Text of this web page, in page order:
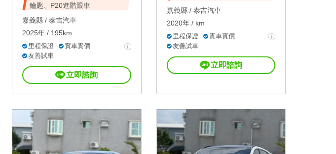
鑰匙、P20進階跟車
嘉義縣 / 泰吉汽車
2025年 / 195km
里程保證
實車實價
友善試車
立即諮詢
嘉義縣 / 泰吉汽車
2020年 / km
里程保證
實車實價
友善試車
立即諮詢